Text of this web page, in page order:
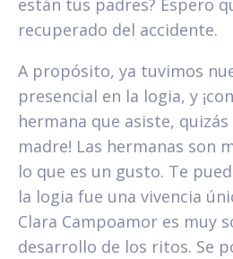
están tus padres? Espero
recuperado del accidente.
A propósito, ya tuvimos
presencial en la logia, y
hermana que asiste,
madre! Las hermanas son
lo que es un gusto. Te
la logia fue una vivencia
Clara Campoamor es muy
desarrollo de los ritos. Se